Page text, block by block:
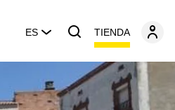
ES TIENDA